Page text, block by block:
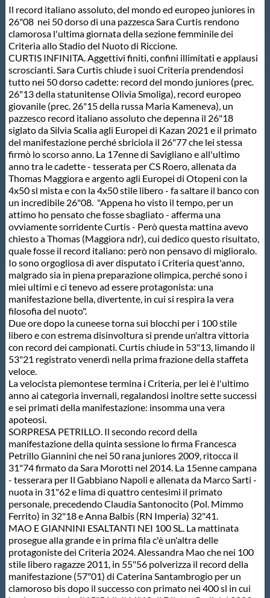
Scuole Nuoto
Propaganda
Centri Federali
Area Legislativa
Protezione Civile
Qualità
Sostenibilità
Privacy
Cookie Policy
Archivio News
Flash News
Galleria fotografica
Videogallery
Intranet
Webmail
Contatti
Il record italiano assoluto, del mondo ed europeo juniores in
26"08 nei 50 dorso di una pazzesca Sara Curtis rendono
clamorosa l'ultima giornata della sezione femminile dei
Criteria allo Stadio del Nuoto di Riccione.
CURTIS INFINITA. Aggettivi finiti, confini illimitati e applausi
scroscianti. Sara Curtis chiude i suoi Criteria prendendosi
tutto nei 50 dorso cadette: record del mondo juniores (prec.
26"13 della statunitense Olivia Smoliga), record europeo
giovanile (prec. 26"15 della russa Maria Kameneva), un
pazzesco record italiano assoluto che depenna il 26"18
siglato da Silvia Scalia agli Europei di Kazan 2021 e il primato
del manifestazione perché sbriciola il 26"77 che lei stessa
firmò lo scorso anno. La 17enne di Savigliano e all'ultimo
anno tra le cadette - tesserata per CS Roero, allenata da
Thomas Maggiora e argento agli Europei di Otopeni con la
4x50 sl mista e con la 4x50 stile libero - fa saltare il banco con
un incredibile 26"08. "Appena ho visto il tempo, per un
attimo ho pensato che fosse sbagliato - afferma una
ovviamente sorridente Curtis - Però questa mattina avevo
chiesto a Thomas (Maggiora ndr), cui dedico questo risultato,
quale fosse il record italiano: però non pensavo di miglioralo.
Io sono orgogliosa di aver disputato i Criteria quest'anno,
malgrado sia in piena preparazione olimpica, perché sono i
miei ultimi e ci tenevo ad essere protagonista: una
manifestazione bella, divertente, in cui si respira la vera
filosofia del nuoto".
Due ore dopo la cuneese torna sui blocchi per i 100 stile
libero e con estrema disinvoltura si prende un'altra vittoria
con record dei campionati. Curtis chiude in 53"13, limando il
53"21 registrato venerdì nella prima frazione della staffeta
veloce.
La velocista piemontese termina i Criteria, per lei è l'ultimo
anno ai categoria invernali, regalandosi inoltre sette successi
e sei primati della manifestazione: insomma una vera
apoteosi.
SORPRESA PETRILLO. Il secondo record della
manifestazione della quinta sessione lo firma Francesca
Petrillo Giannini che nei 50 rana juniores 2009, ritocca il
31"74 firmato da Sara Morotti nel 2014. La 15enne campana
- tesserara per Il Gabbiano Napoli e allenata da Marco Sarti -
nuota in 31"62 e lima di quattro centesimi il primato
personale, precedendo Claudia Santonocito (Pol. Mimmo
Ferrito) in 32"18 e Anna Balbis (RN Imperia) 32"41.
MAO E GIANNINI ESALTANTI NEI 100 SL. La mattinata
prosegue alla grande e in prima fila c'è un'altra delle
protagoniste dei Criteria 2024. Alessandra Mao che nei 100
stile libero ragazze 2011, in 55"56 polverizza il record della
manifestazione (57"01) di Caterina Santambrogio per un
clamoroso bis dopo il successo con primato nei 400 sl in cui